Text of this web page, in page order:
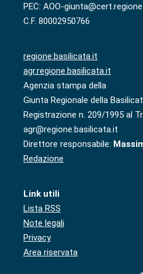
PEC: AOO-
C.F. 80002950766
regione.basilicata.it
agr.regione.basilicata.it
Agenzia stampa della
Giunta Regionale della
Registrazione n. 209/1995 al
agr@regione.basilicata.it
Direttore responsabile:
Redazione
Link utili
Lista RSS
Note legali
Privacy
Area riservata